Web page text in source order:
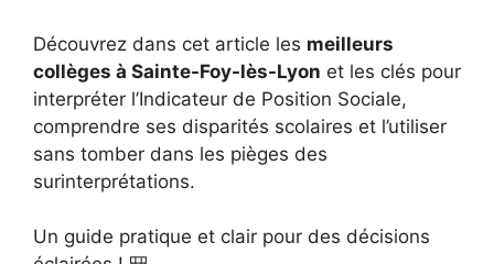
Découvrez dans cet article les meilleurs
collèges à Sainte-Foy-lès-Lyon et les clés pour
interpréter l’Indicateur de Position Sociale,
comprendre ses disparités scolaires et l’utiliser
sans tomber dans les pièges des
surinterprétations.
Un guide pratique et clair pour des décisions